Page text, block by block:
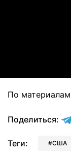
По материалам
Поделиться:
Теги: США